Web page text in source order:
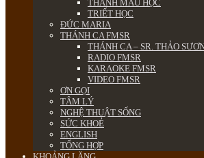
THÁNH MẪU HỌC
TRIẾT HỌC
ĐỨC MARIA
THÁNH CA FMSR
THÁNH CA – SR. THẢO
RADIO FMSR
KARAOKE FMSR
VIDEO FMSR
ƠN GỌI
TÂM LÝ
NGHỆ THUẬT SỐNG
SỨC KHOẺ
ENGLISH
TỔNG HỢP